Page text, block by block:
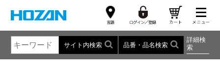
サイト内検索 品番・品名検索
詳細検
索